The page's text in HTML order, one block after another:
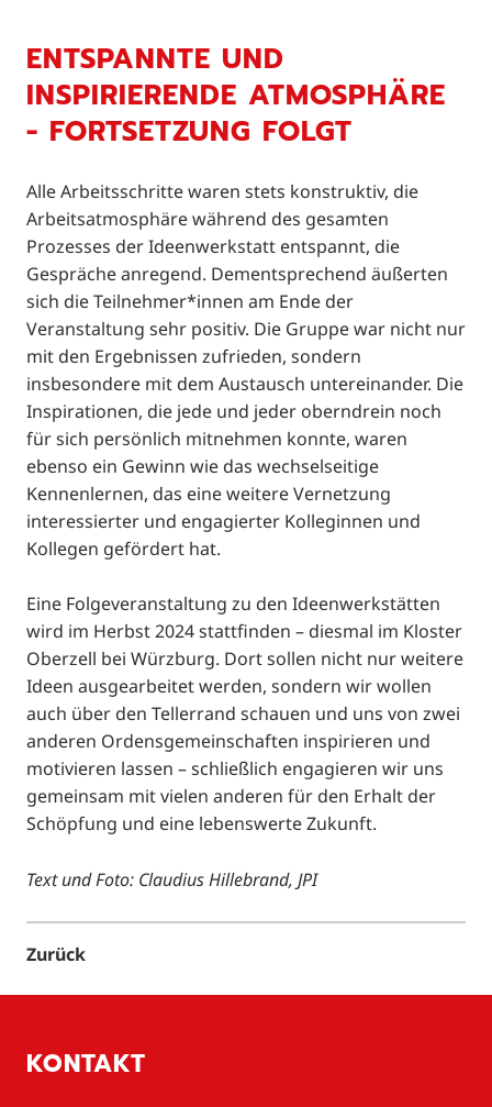
ENTSPANNTE UND
INSPIRIERENDE ATMOSPHÄRE
- FORTSETZUNG FOLGT
Alle Arbeitsschritte waren stets konstruktiv, die
Arbeitsatmosphäre während des gesamten
Prozesses der Ideenwerkstatt entspannt, die
Gespräche anregend. Dementsprechend äußerten
sich die Teilnehmer*innen am Ende der
Veranstaltung sehr positiv. Die Gruppe war nicht nur
mit den Ergebnissen zufrieden, sondern
insbesondere mit dem Austausch untereinander. Die
Inspirationen, die jede und jeder oberndrein noch
für sich persönlich mitnehmen konnte, waren
ebenso ein Gewinn wie das wechselseitige
Kennenlernen, das eine weitere Vernetzung
interessierter und engagierter Kolleginnen und
Kollegen gefördert hat.
Eine Folgeveranstaltung zu den Ideenwerkstätten
wird im Herbst 2024 stattfinden – diesmal im Kloster
Oberzell bei Würzburg. Dort sollen nicht nur weitere
Ideen ausgearbeitet werden, sondern wir wollen
auch über den Tellerrand schauen und uns von zwei
anderen Ordensgemeinschaften inspirieren und
motivieren lassen – schließlich engagieren wir uns
gemeinsam mit vielen anderen für den Erhalt der
Schöpfung und eine lebenswerte Zukunft.
Text und Foto: Claudius Hillebrand, JPI
Zurück
KONTAKT